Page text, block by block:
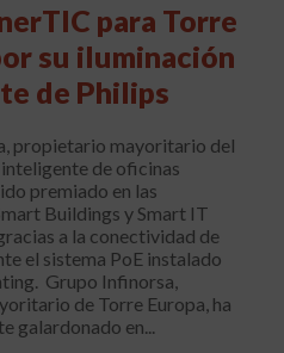
para Torre
su iluminación
de Philips
propietario mayoritario del
de oficinas
premiado en las
Buildings y Smart IT
a la conectividad de
el sistema PoE instalado
Grupo Infinorsa,
de Torre Europa, ha
galardonado en...